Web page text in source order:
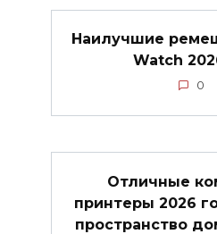
Наилучшие
Watch
0
Отличные
принтеры 2026
пространство